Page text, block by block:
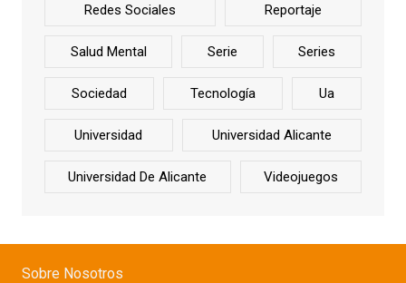
Redes Sociales Reportaje
Salud Mental Serie Series
Sociedad Tecnología Ua
Universidad Universidad Alicante
Universidad De Alicante Videojuegos
Sobre Nosotros